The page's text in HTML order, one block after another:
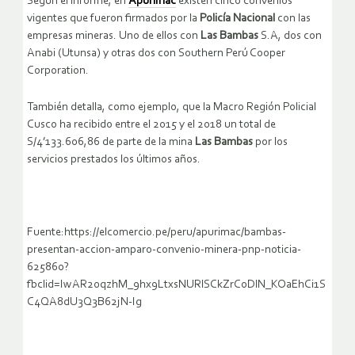
vigentes que fueron firmados por la Policía Nacional con las
empresas mineras. Uno de ellos con Las Bambas S.A, dos con
Anabi (Utunsa) y otras dos con Southern Perú Cooper
Corporation.
También detalla, como ejemplo, que la Macro Región Policial
Cusco ha recibido entre el 2015 y el 2018 un total de
S/4’133.606,86 de parte de la mina Las Bambas por los
servicios prestados los últimos años.
Fuente:https://elcomercio.pe/peru/apurimac/bambas-
presentan-accion-amparo-convenio-minera-pnp-noticia-
625860?
fbclid=IwAR20qzhM_9hx9LtxsNURlSCkZrC0DlN_KOaEhCi1S
C4QA8dU3Q3B62jN-Ig